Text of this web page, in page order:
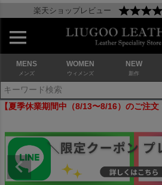
楽天ショップレビュー
MENS
メンズ
WOMEN
ウィメンズ
NEW
新作
【夏季休業期間中（8/13〜8/16）のご注文